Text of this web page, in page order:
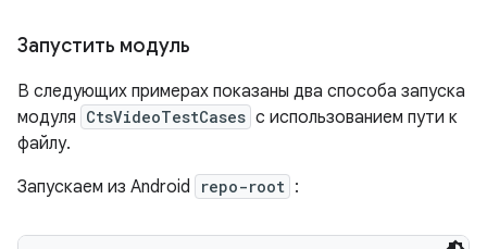
Запустить модуль
В следующих примерах показаны два способа запуска
модуля CtsVideoTestCases с использованием пути к
файлу.
Запускаем из Android
repo-root :